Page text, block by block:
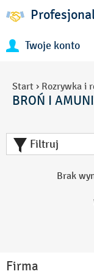
Twoje konto
Start › Rozrywka i
BROŃ I
Filtruj
Brak
Firma